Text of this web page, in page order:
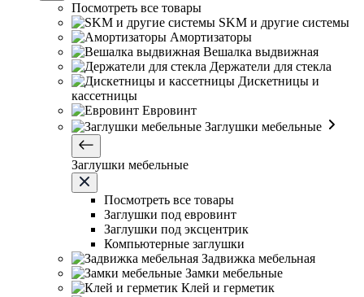
Посмотреть все товары
SKM и другие системы
Амортизаторы
Вешалка выдвижная
Держатели для стекла
Дискетницы и
кассетницы
Евровинт
Заглушки мебельные
Заглушки мебельные
Посмотреть все товары
Заглушки под евровинт
Заглушки под эксцентрик
Компьютерные заглушки
Задвижка мебельная
Замки мебельные
Клей и герметик